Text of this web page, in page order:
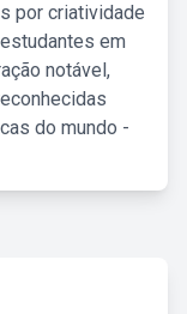
por criatividade
em
notável,
do mundo -